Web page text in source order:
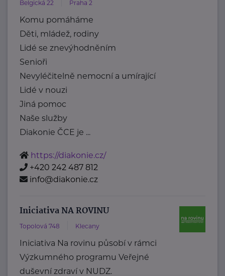
Belgická 22 Praha 2
Komu pomáháme
Děti, mládež, rodiny
Lidé se znevýhodněním
Senioři
Nevyléčitelně nemocní a umírající
Lidé v nouzi
Jiná pomoc
Naše služby
Diakonie ČCE je ...
https://diakonie.cz/
+420 242 487 812
info@diakonie.cz
Iniciativa NA ROVINU
Topolová 748 Klecany
Iniciativa Na rovinu působí v rámci
Výzkumného programu Veřejné
duševní zdraví v NUDZ.